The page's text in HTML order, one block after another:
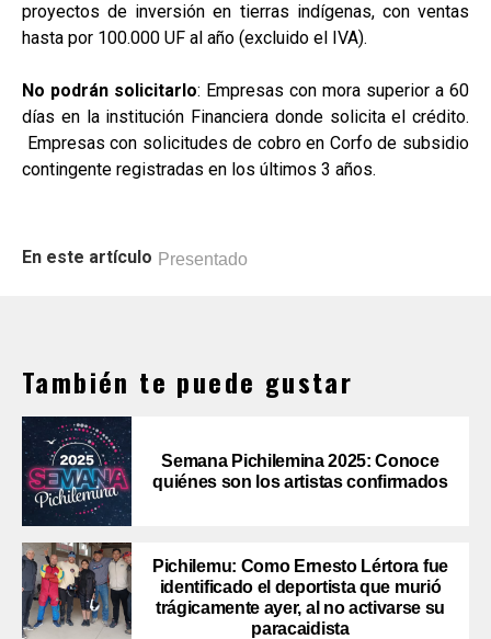
proyectos de inversión en tierras indígenas, con ventas
hasta por 100.000 UF al año (excluido el IVA).
No podrán solicitarlo: Empresas con mora superior a 60
días en la institución Financiera donde solicita el crédito.
Empresas con solicitudes de cobro en Corfo de subsidio
contingente registradas en los últimos 3 años.
En este artículo Presentado
También te puede gustar
Semana Pichilemina 2025: Conoce
quiénes son los artistas confirmados
Pichilemu: Como Ernesto Lértora fue
identificado el deportista que murió
trágicamente ayer, al no activarse su
paracaidista